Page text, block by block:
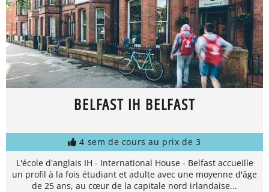
BELFAST IH BELFAST
4 sem de cours au prix de 3
L'école d'anglais IH - International House - Belfast accueille
un profil à la fois étudiant et adulte avec une moyenne d'âge
de 25 ans, au cœur de la capitale nord irlandaise...